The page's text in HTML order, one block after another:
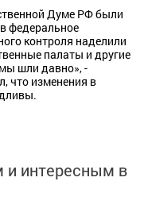
Думе РФ были
федеральное
контроля наделили
палаты и другие
шли давно», -
что изменения в
интересным в